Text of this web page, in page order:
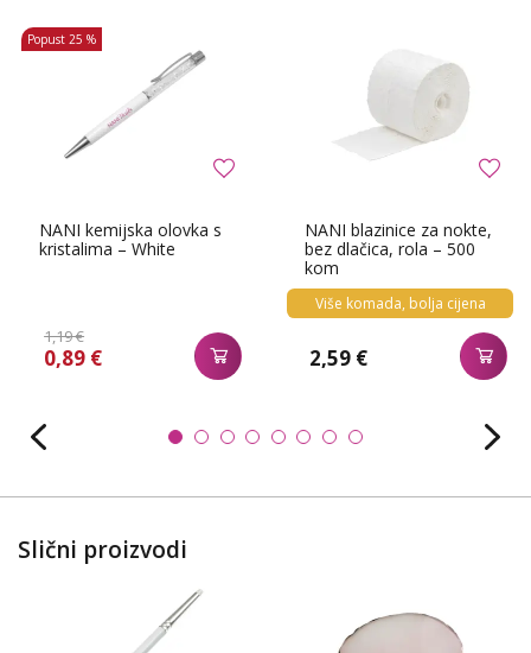
NANI kemijska olovka s
kristalima – White
1,19 €
0,89 €
Popust 25 %
NANI blazinice za nokte,
bez dlačica, rola – 500
kom
Više komada, bolja cijena
2,59 €
Slični proizvodi